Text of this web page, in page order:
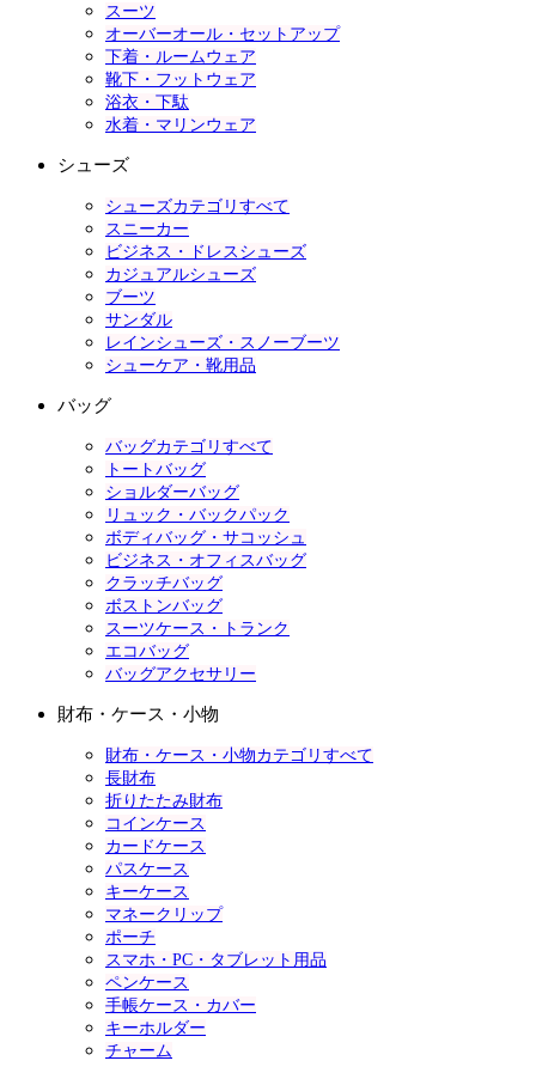
スーツ
オーバーオール・セットアップ
下着・ルームウェア
靴下・フットウェア
浴衣・下駄
水着・マリンウェア
シューズ
シューズカテゴリすべて
スニーカー
ビジネス・ドレスシューズ
カジュアルシューズ
ブーツ
サンダル
レインシューズ・スノーブーツ
シューケア・靴用品
バッグ
バッグカテゴリすべて
トートバッグ
ショルダーバッグ
リュック・バックパック
ボディバッグ・サコッシュ
ビジネス・オフィスバッグ
クラッチバッグ
ボストンバッグ
スーツケース・トランク
エコバッグ
バッグアクセサリー
財布・ケース・小物
財布・ケース・小物カテゴリすべて
長財布
折りたたみ財布
コインケース
カードケース
パスケース
キーケース
マネークリップ
ポーチ
スマホ・PC・タブレット用品
ペンケース
手帳ケース・カバー
キーホルダー
チャーム